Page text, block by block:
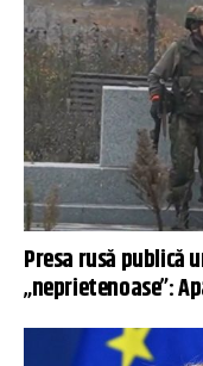
Presa rusă publică
„neprietenoase”: